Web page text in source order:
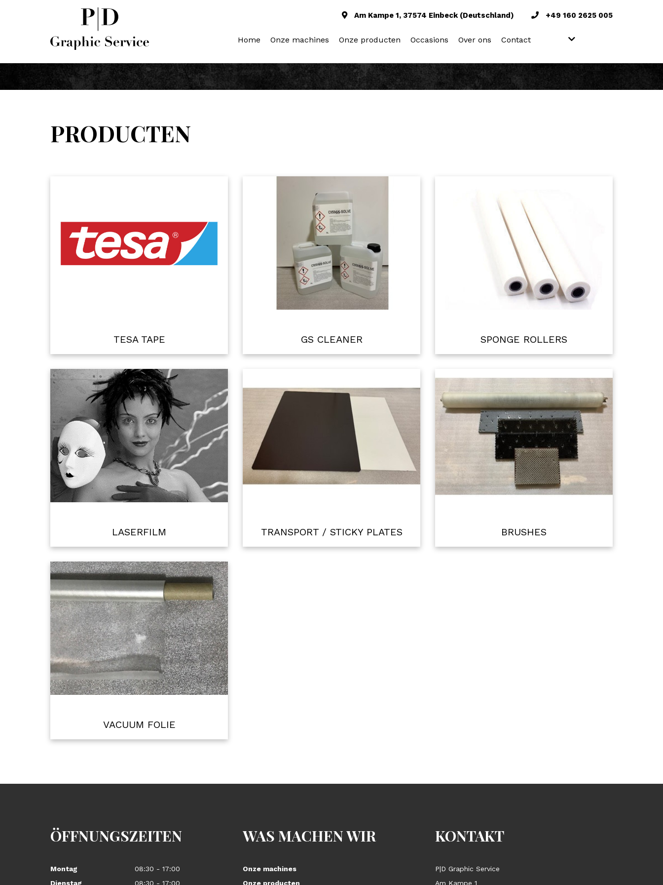
Am Kampe 1, 37574 Einbeck (Deutschland) +49 160 2625 005
Home Onze machines Onze producten Occasions Over ons Contact
PRODUCTEN
TESA TAPE GS CLEANER SPONGE ROLLERS
LASERFILM TRANSPORT / STICKY PLATES BRUSHES
VACUUM FOLIE
ÖFFNUNGSZEITEN
Montag
08:30 - 17:00
Dienstag
08:30 - 17:00
WAS MACHEN WIR
Onze machines
Onze producten
KONTAKT
P|D Graphic Service
Am Kampe 1